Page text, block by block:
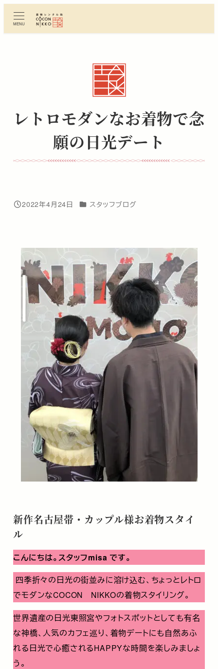
ン
MENU
レトロモダンなお着物で念
願の日光デート
投稿日
2022年4月24日 カテゴリー
スタッフブログ
新作名古屋帯・カップル様お着物スタイ
ル
こんにちは。スタッフmisa です。
四季折々の日光の街並みに溶け込む、ちょっとレトロ
でモダンなCOCON NIKKOの着物スタイリング。
世界遺産の日光東照宮やフォトスポットとしても有名
な神橋、人気のカフェ巡り、着物デートにも自然あふ
れる日光で心癒されるHAPPYな時間を楽しみましょ
う。